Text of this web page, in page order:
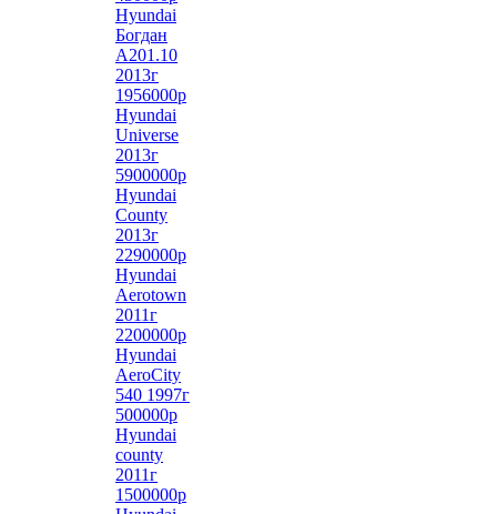
Hyundai
Богдан
А201.10
2013г
1956000р
Hyundai
Universe
2013г
5900000р
Hyundai
County
2013г
2290000р
Hyundai
Aerotown
2011г
2200000р
Hyundai
AeroCity
540 1997г
500000р
Hyundai
county
2011г
1500000р